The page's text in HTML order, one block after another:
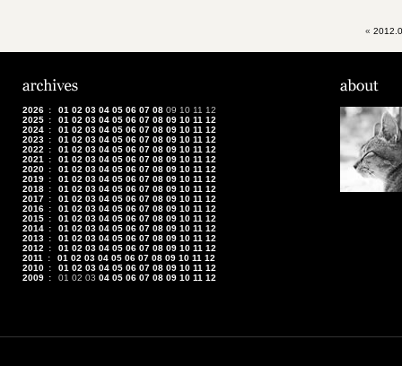
«
2026 : 01 02 03 04 05 06 07 08 09 10 11 12
2025 : 01 02 03 04 05 06 07 08 09 10 11 12
2024 : 01 02 03 04 05 06 07 08 09 10 11 12
2023 : 01 02 03 04 05 06 07 08 09 10 11 12
2022
: 01 02 03 04 05 06 07 08 09 10 11 12
2021
: 01 02 03 04 05 06 07 08 09 10 11 12
2020 : 01 02 03 04 05 06 07 08 09 10 11 12
2019 : 01 02 03 04 05 06 07 08 09 10 11 12
2018 : 01 02 03 04 05 06 07 08 09 10 11 12
2017 : 01 02 03 04 05 06 07 08 09 10 11 12
2016 : 01 02 03 04 05 06 07 08 09 10 11 12
2015 : 01 02 03 04 05 06 07 08 09 10 11 12
2014 : 01 02 03 04 05 06 07 08 09 10 11 12
2013 : 01 02 03 04 05 06 07 08 09 10 11 12
2012
: 01 02 03 04 05 06 07 08 09 10 11 12
2011
: 01 02 03 04 05 06 07 08 09 10 11 12
2010 : 01 02 03 04 05 06 07 08 09 10 11 12
2009 : 01 02 03 04 05 06 07 08 09 10 11 12